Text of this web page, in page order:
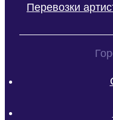
Перевозки